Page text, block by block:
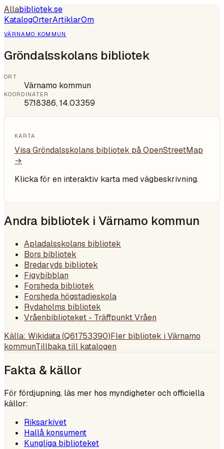
Allabibliotek.se
KatalogOrterArtiklarOm
VÄRNAMO KOMMUN
Gröndalsskolans bibliotek
ORT
Värnamo kommun
KOORDINATER
57.18386,14.03359
KARTA
VisaGröndalsskolans bibliotek på OpenStreetMap
→
Klicka för en interaktiv karta med vägbeskrivning.
Andra bibliotek i Värnamo kommun
Apladalsskolans bibliotek
Bors bibliotek
Bredaryds bibliotek
Figybibblan
Forsheda bibliotek
Forsheda högstadieskola
Rydaholms bibliotek
Vråenbiblioteket - Träffpunkt Vråen
Källa: Wikidata (Q61753390)Fler bibliotek i Värnamo
kommunTillbaka till katalogen
Fakta & källor
För fördjupning, läs mer hos myndigheter och officiella
källor:
Riksarkivet
Hallå konsument
Kungliga biblioteket